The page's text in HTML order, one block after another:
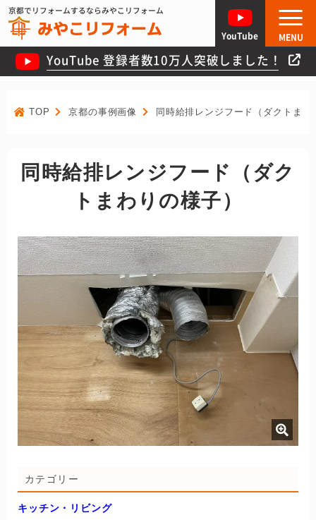
京都でリフォームするならみやこリフォーム
YouTube 登録者数10万人突破しました！
YouTube MENU
TOP 京都の事例画像 同時給排レンジフード（ダクトまわ
同時給排レンジフード（ダク
トまわりの様子）
カテゴリー
キッチン・リビング